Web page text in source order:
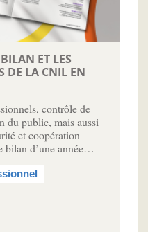
ET LES
DE LA CNIL EN
contrôle de
du public, mais aussi
et coopération
d’une année…